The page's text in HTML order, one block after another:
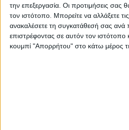
την επεξεργασία. Οι προτιμήσεις σας
τον ιστότοπο. Μπορείτε να αλλάξετε
ανακαλέσετε τη συγκατάθεσή σας ανά
επιστρέφοντας σε αυτόν τον ιστότοπο
κουμπί "Απορρήτου" στο κάτω μέρος
άφιξη νέων δυνάμεων στα
Ουκρανίας”, δήλωσε ο
συνέντευξη Τύπου που
από τα Φίτζι όπου